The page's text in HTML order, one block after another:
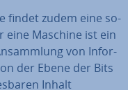
findet zudem eine so­
eine Maschine ist ein
von In­for­
der Ebene der Bits
Inhalt